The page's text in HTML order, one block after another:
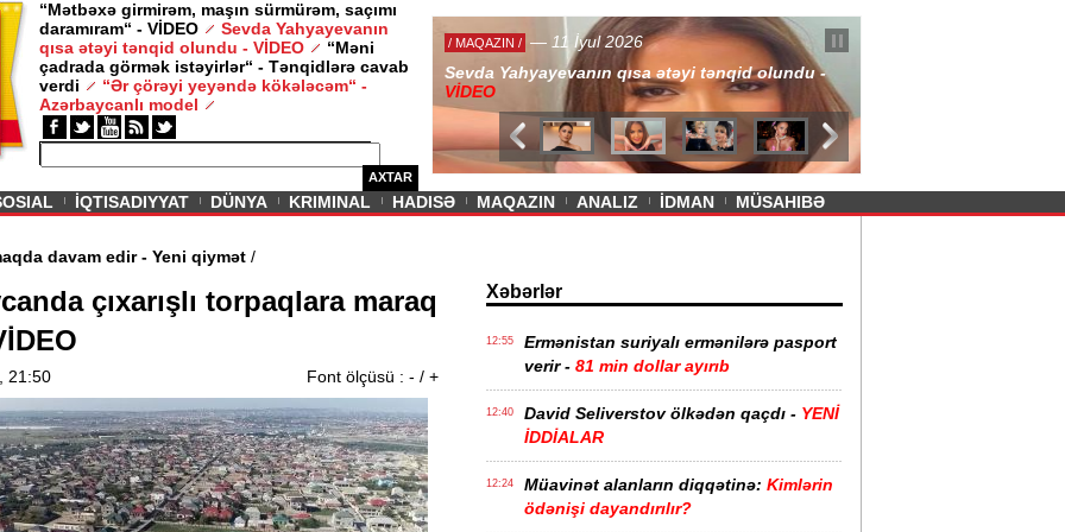
“Mətbəxə girmirəm, maşın sürmürəm, saçımı
daramıram“ - VİDEO
Sevda Yahyayevanın
qısa ətəyi tənqid olundu - VİDEO
“Məni
çadrada görmək istəyirlər“ - Tənqidlərə cavab
verdi
“Ər çörəyi yeyəndə kökələcəm“ -
Azərbaycanlı model
AXTAR
/ MAQAZIN / — 11 İyul 2026
Sevda Yahyayevanın qısa ətəyi tənqid olundu -
VİDEO
İQTISADIYYAT DÜNYA KRIMINAL HADISƏ MAQAZIN ANALIZ İDMAN MÜSAHIBƏ
davam edir - Yeni qiymət
çıxarışlı torpaqlara maraq
21:50 Font ölçüsü : - / +
Xəbərlər
12:55
Ermənistan suriyalı ermənilərə pasport
verir - 81 min dollar ayırıb
12:40 David Seliverstov ölkədən qaçdı - YENİ
İDDİALAR
12:24 Müavinət alanların diqqətinə: Kimlərin
ödənişi dayandırılır?